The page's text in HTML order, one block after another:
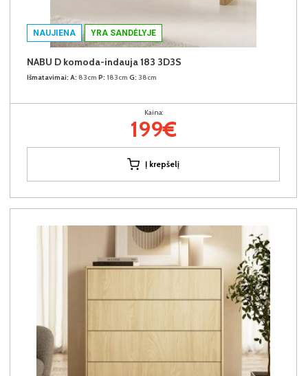
NAUJIENA YRA SANDĖLYJE
NABU D komoda-indauja 183 3D3S
Išmatavimai: A: 83cm P: 183cm G: 38cm
Kaina:
199€
Į krepšelį